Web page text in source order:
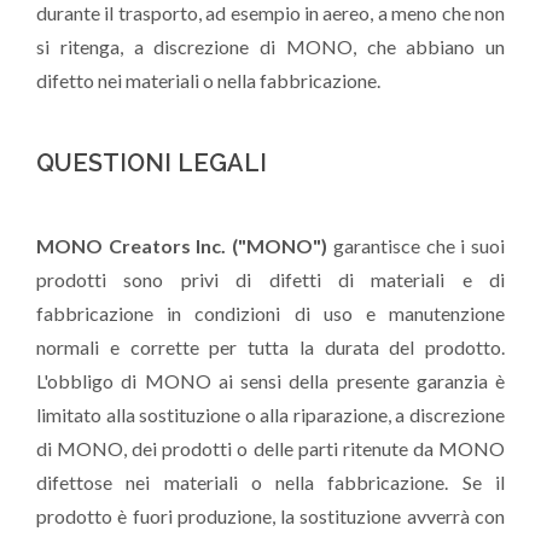
durante il trasporto, ad esempio in aereo, a meno che non
si ritenga, a discrezione di MONO, che abbiano un
difetto nei materiali o nella fabbricazione.
QUESTIONI LEGALI
MONO Creators Inc. ("MONO") garantisce che i suoi
prodotti sono privi di difetti di materiali e di
fabbricazione in condizioni di uso e manutenzione
normali e corrette per tutta la durata del prodotto.
L'obbligo di MONO ai sensi della presente garanzia è
limitato alla sostituzione o alla riparazione, a discrezione
di MONO, dei prodotti o delle parti ritenute da MONO
difettose nei materiali o nella fabbricazione. Se il
prodotto è fuori produzione, la sostituzione avverrà con